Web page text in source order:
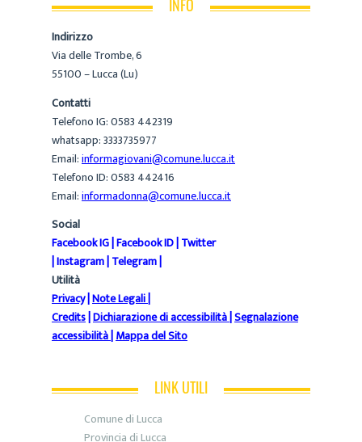
INFO
Indirizzo
Via delle Trombe, 6
55100 – Lucca (Lu)
Contatti
Telefono IG: 0583 442319
whatsapp: 3333735977
Email:informagiovani@comune.lucca.it
Telefono ID: 0583 442416
Email:informadonna@comune.lucca.it
Social
Facebook IG|Facebook ID|Twitter
|Instagram|Telegram|
Utilità
Privacy|Note Legali|
Credits|Dichiarazione di accessibilità|Segnalazione
accessibilità|Mappa del Sito
LINK UTILI
Comune di Lucca
Provincia di Lucca